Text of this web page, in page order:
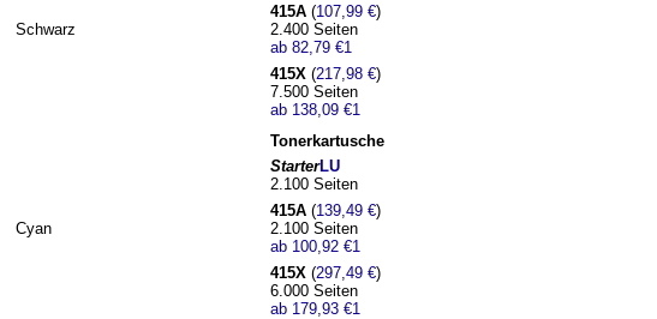
Schwarz
415A (107,99 €)
2.400 Seiten
ab 82,79 €1
415X (217,98 €)
7.500 Seiten
ab 138,09 €1
Cyan
Tonerkartusche
StarterLU
2.100 Seiten
415A (139,49 €)
2.100 Seiten
ab 100,92 €1
415X (297,49 €)
6.000 Seiten
ab 179,93 €1